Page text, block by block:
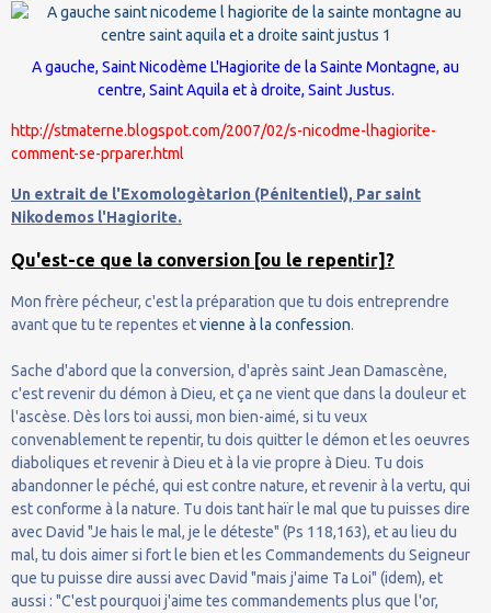
A gauche, Saint Nicodème L'Hagiorite de la Sainte Montagne, au
centre, Saint Aquila et à droite, Saint Justus.
http://stmaterne.blogspot.com/2007/02/s-nicodme-lhagiorite-
comment-se-prparer.html
Un extrait de l'Exomologètarion (Pénitentiel), Par saint
Nikodemos l'Hagiorite.
Qu'est-ce que la conversion [ou le repentir]?
Mon frère pécheur, c'est la préparation que tu dois entreprendre
avant que tu te repentes etvienne à la confession.
Sache d'abord que la conversion, d'après saint Jean Damascène,
c'est revenir du démon à Dieu, et ça ne vient que dans la douleur et
l'ascèse. Dès lors toi aussi, mon bien-aimé, si tu veux
convenablement te repentir, tu dois quitter le démon et les oeuvres
diaboliques et revenir à Dieu et à la vie propre à Dieu. Tu dois
abandonner le péché, qui est contre nature, et revenir à la vertu, qui
est conforme à la nature. Tu dois tant haïr le mal que tu puisses dire
avec David "Je hais le mal, je le déteste" (Ps 118,163), et au lieu du
mal, tu dois aimer si fort le bien et les Commandements du Seigneur
que tu puisse dire aussi avec David "mais j'aime Ta Loi" (idem), et
aussi : "C'est pourquoi j'aime tes commandements plus que l'or,